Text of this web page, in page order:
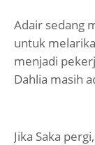
Adair sedang
untuk
menjadi
Dahlia masih
Jika Saka